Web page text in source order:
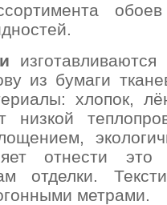
обоев
изготавливаются
из бумаги
хлопок,
отнести
отделки.
метрами.